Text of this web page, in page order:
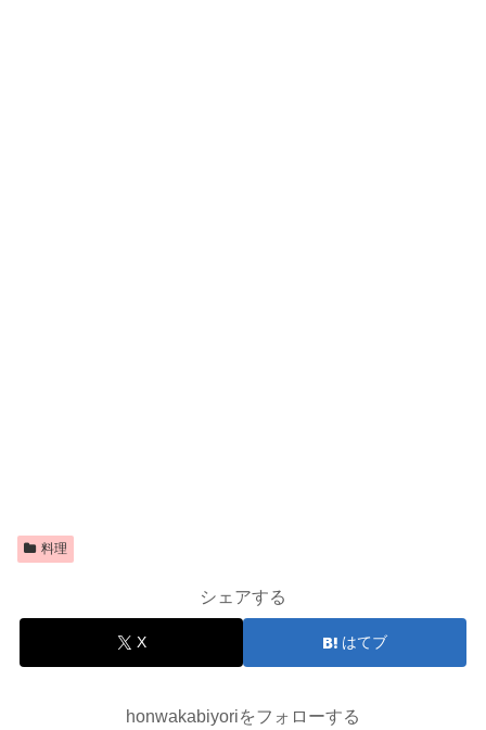
料理
シェアする
X はてブ
honwakabiyoriをフォローする